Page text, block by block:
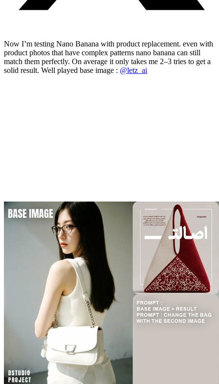
Now I’m testing Nano Banana with product replacement. even with
product photos that have complex patterns nano banana can still
match them perfectly. On average it only takes me 2–3 tries to get a
solid result. Well played base image : @letz_ai